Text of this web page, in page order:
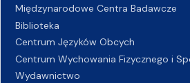
Międzynarodowe Centra Badawcze
Biblioteka
Centrum Języków Obcych
Centrum Wychowania Fizycznego i
Wydawnictwo